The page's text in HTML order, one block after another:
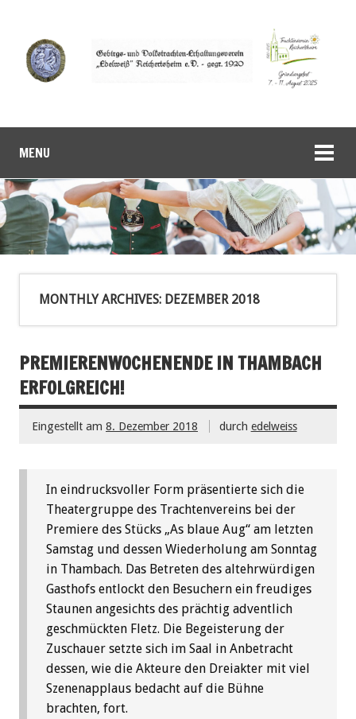
MENU
MONTHLY ARCHIVES: DEZEMBER 2018
PREMIERENWOCHENENDE IN THAMBACH
ERFOLGREICH!
Eingestellt am 8. Dezember 2018 durch edelweiss
In eindrucksvoller Form präsentierte sich die
Theatergruppe des Trachtenvereins bei der
Premiere des Stücks „As blaue Aug“ am letzten
Samstag und dessen Wiederholung am Sonntag
in Thambach. Das Betreten des altehrwürdigen
Gasthofs entlockt den Besuchern ein freudiges
Staunen angesichts des prächtig adventlich
geschmückten Fletz. Die Begeisterung der
Zuschauer setzte sich im Saal in Anbetracht
dessen, wie die Akteure den Dreiakter mit viel
Szenenapplaus bedacht auf die Bühne
brachten, fort.